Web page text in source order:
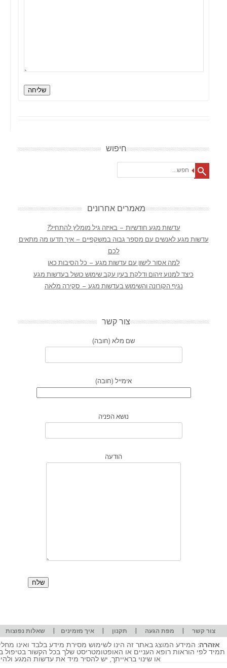
שליחה
חיפוש
מאמרים אחרונים
עדשות מגע חודשיות – באיזה גיל מומלץ להתחיל?
עדשות מגע לאנשים עם מספר גבוה במשקפיים – איך תדעו מה מתאים
לכם
למה אסור לישון עם עדשות מגע – כל הסיבות כאן
כיצד למנוע זיהום ודלקת בעין עקב שימוש כושל בעדשות מגע
נגיף הקורונה והשימוש בעדשות מגע – סקירה מלאה
צור קשר
שם מלא (חובה)
אימייל (חובה)
נושא הפניה
הודעה
צור קשר | מפת הגעה | תקנון |איך מזמינים | שאלות נפוצות
אזהרה: המידע המוצג באתר זה הינו לשימוש מסירת מידע בלבד ואינו
תמיד לפי הוראות רופא העניים או האופטומטריסט שלך בכל הקשור
או שינוי בראייתך, יש להסיר מיד את עדשות המגע